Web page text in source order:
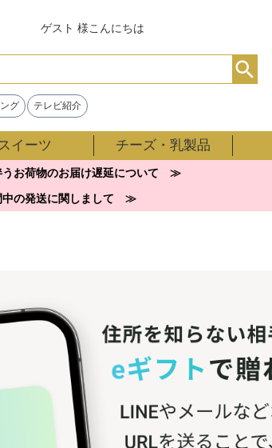
ゲスト 様こんにちは
グ テレビ紹介
イーツ チーズ・乳製品
うお荷物のお届け遅延について ≫
中の発送に関しまして ≫